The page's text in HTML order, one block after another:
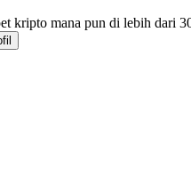
kripto mana pun di lebih dari